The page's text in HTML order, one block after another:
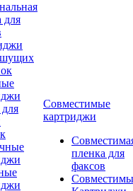
для
Совместимые
картриджи
пленка для
факсов